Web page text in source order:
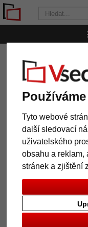
Tyto webové
další sledovací
uživatelského
obsahu a reklam,
stránek a zjištění
fotorámeček s
Lesklý
Zpět